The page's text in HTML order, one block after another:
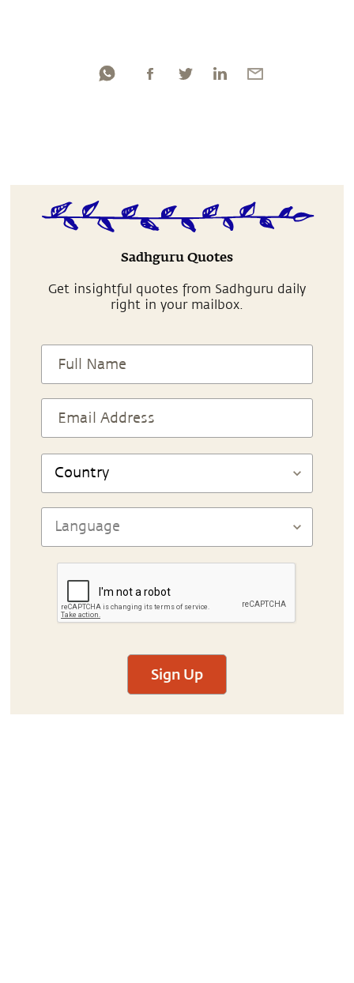
Sadhguru Quotes
Get insightful quotes from Sadhguru daily
right in your mailbox.
Sign Up